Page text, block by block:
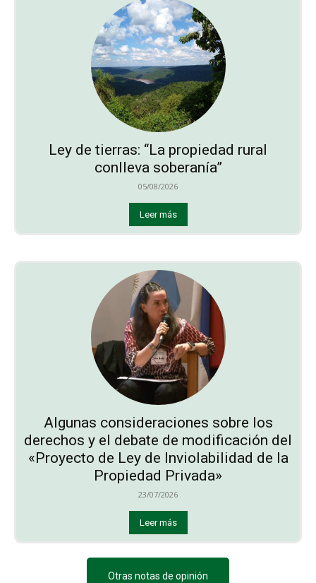
Ley de tierras: “La propiedad rural
conlleva soberanía”
05/08/2026
Leer más
Algunas consideraciones sobre los
derechos y el debate de modificación del
«Proyecto de Ley de Inviolabilidad de la
Propiedad Privada»
23/07/2026
Leer más
Otras notas de opinión